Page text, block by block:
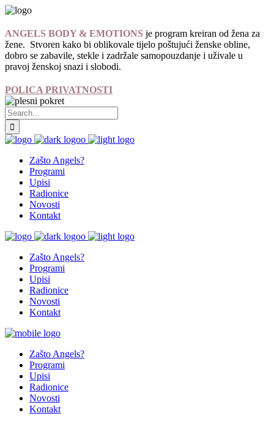
ANGELS BODY & EMOTIONS je program kreiran od žena za
žene. Stvoren kako bi oblikovale tijelo poštujući ženske obline,
dobro se zabavile, stekle i zadržale samopouzdanje i uživale u
pravoj ženskoj snazi i slobodi.
POLICA PRIVATNOSTI
Zašto Angels?
Programi
Upisi
Radionice
Novosti
Kontakt
Zašto Angels?
Programi
Upisi
Radionice
Novosti
Kontakt
Zašto Angels?
Programi
Upisi
Radionice
Novosti
Kontakt